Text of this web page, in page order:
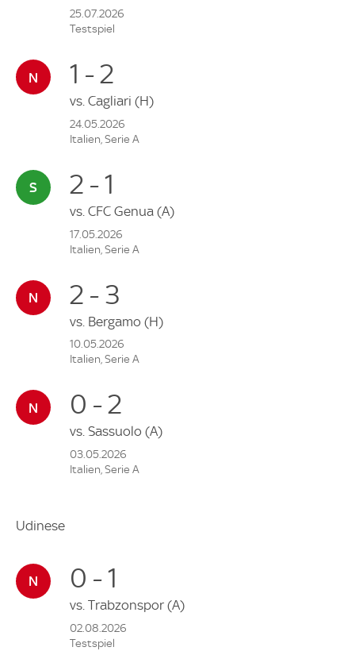
25.07.2026
Testspiel
1 - 2
vs. Cagliari (H)
24.05.2026
Italien, Serie A
2 - 1
vs. CFC Genua (A)
17.05.2026
Italien, Serie A
2 - 3
vs. Bergamo (H)
10.05.2026
Italien, Serie A
0 - 2
vs. Sassuolo (A)
03.05.2026
Italien, Serie A
Udinese
0 - 1
vs. Trabzonspor (A)
02.08.2026
Testspiel